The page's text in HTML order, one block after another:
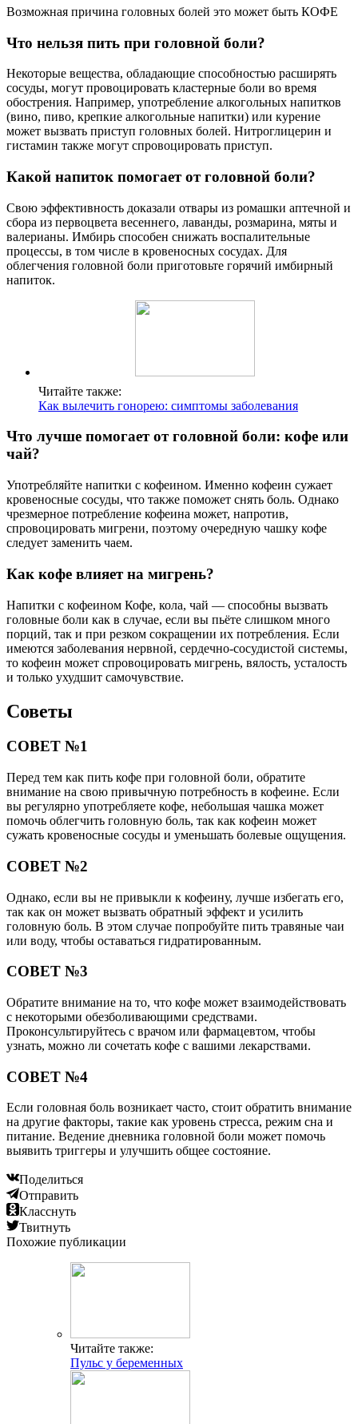
Возможная причина головных болей это может быть КОФЕ
Что нельзя пить при головной боли?
Некоторые вещества, обладающие способностью расширять
сосуды, могут провоцировать кластерные боли во время
обострения. Например, употребление алкогольных напитков
(вино, пиво, крепкие алкогольные напитки) или курение
может вызвать приступ головных болей. Нитроглицерин и
гистамин также могут спровоцировать приступ.
Какой напиток помогает от головной боли?
Свою эффективность доказали отвары из ромашки аптечной и
сбора из первоцвета весеннего, лаванды, розмарина, мяты и
валерианы. Имбирь способен снижать воспалительные
процессы, в том числе в кровеносных сосудах. Для
облегчения головной боли приготовьте горячий имбирный
напиток.
Читайте также:
Как вылечить гонорею: симптомы заболевания
Что лучше помогает от головной боли: кофе или
чай?
Употребляйте напитки с кофеином. Именно кофеин сужает
кровеносные сосуды, что также поможет снять боль. Однако
чрезмерное потребление кофеина может, напротив,
спровоцировать мигрени, поэтому очередную чашку кофе
следует заменить чаем.
Как кофе влияет на мигрень?
Напитки с кофеином Кофе, кола, чай — способны вызвать
головные боли как в случае, если вы пьёте слишком много
порций, так и при резком сокращении их потребления. Если
имеются заболевания нервной, сердечно-сосудистой системы,
то кофеин может спровоцировать мигрень, вялость, усталость
и только ухудшит самочувствие.
Советы
СОВЕТ №1
Перед тем как пить кофе при головной боли, обратите
внимание на свою привычную потребность в кофеине. Если
вы регулярно употребляете кофе, небольшая чашка может
помочь облегчить головную боль, так как кофеин может
сужать кровеносные сосуды и уменьшать болевые ощущения.
СОВЕТ №2
Однако, если вы не привыкли к кофеину, лучше избегать его,
так как он может вызвать обратный эффект и усилить
головную боль. В этом случае попробуйте пить травяные чаи
или воду, чтобы оставаться гидратированным.
СОВЕТ №3
Обратите внимание на то, что кофе может взаимодействовать
с некоторыми обезболивающими средствами.
Проконсультируйтесь с врачом или фармацевтом, чтобы
узнать, можно ли сочетать кофе с вашими лекарствами.
СОВЕТ №4
Если головная боль возникает часто, стоит обратить внимание
на другие факторы, такие как уровень стресса, режим сна и
питание. Ведение дневника головной боли может помочь
выявить триггеры и улучшить общее состояние.
Поделиться
Отправить
Класснуть
Твитнуть
Похожие публикации
Читайте также:
Пульс у беременных